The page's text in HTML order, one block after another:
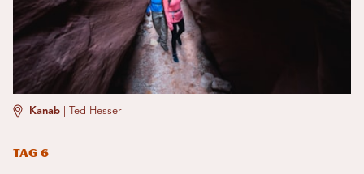
Kanab Ted Hesser
Tag 6